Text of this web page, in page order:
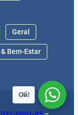
Geral
Bem-Estar
Olá!